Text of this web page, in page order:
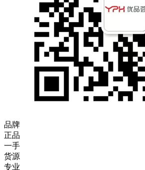
品牌
正品
一手
货源
专业